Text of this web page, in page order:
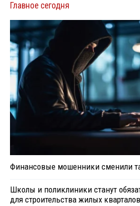
Главное сегодня
Финансовые мошенники сменили
Школы и поликлиники станут
для строительства жилых кварталов